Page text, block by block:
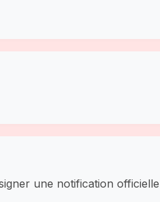
une notification